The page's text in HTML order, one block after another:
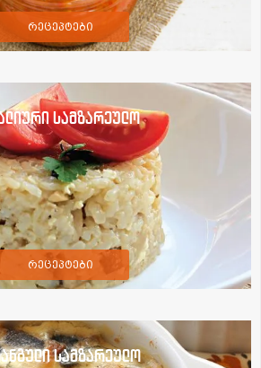
რეცეპტები
სამზარეულო
რეცეპტები
სამზარეულო